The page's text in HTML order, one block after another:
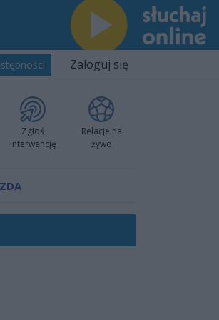
Zaloguj się
Zgłoś
interwencję
Relacje na
żywo
tradycję"